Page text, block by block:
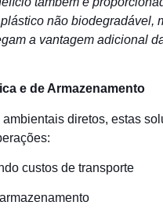
não biodegradável,
a vantagem adicional
e de Armazenamento
diretos, estas
custos de transporte